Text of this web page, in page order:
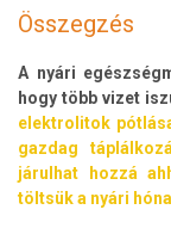
Összegzés
A nyári
hogy több vizet
elektrolitok
gazdag
járulhat hozzá
töltsük a nyári